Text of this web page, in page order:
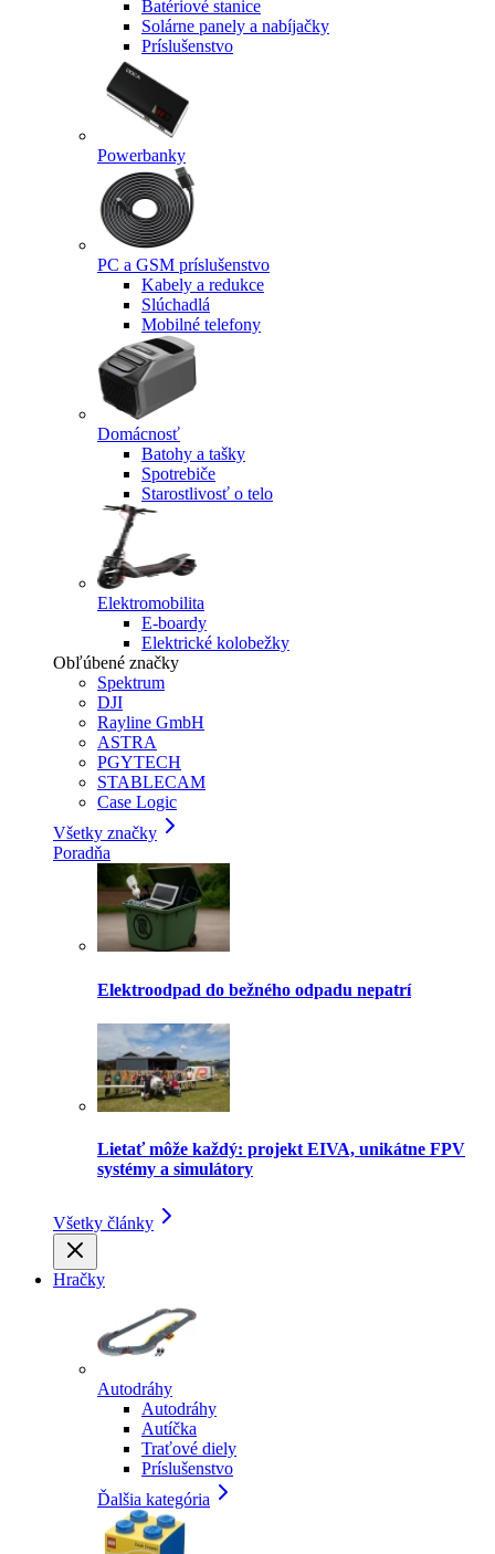
Batériové stanice
Solárne panely a nabíjačky
Príslušenstvo
Powerbanky
PC a GSM príslušenstvo
Kabely a redukce
Slúchadlá
Mobilné telefony
Domácnosť
Batohy a tašky
Spotrebiče
Starostlivosť o telo
Elektromobilita
E-boardy
Elektrické kolobežky
Obľúbené značky
Spektrum
DJI
Rayline GmbH
ASTRA
PGYTECH
STABLECAM
Case Logic
Všetky značky
Poradňa
Elektroodpad do bežného odpadu nepatrí
Lietať môže každý: projekt EIVA, unikátne FPV
systémy a simulátory
Všetky články
Hračky
Autodráhy
Autodráhy
Autíčka
Traťové diely
Príslušenstvo
Ďalšia kategória